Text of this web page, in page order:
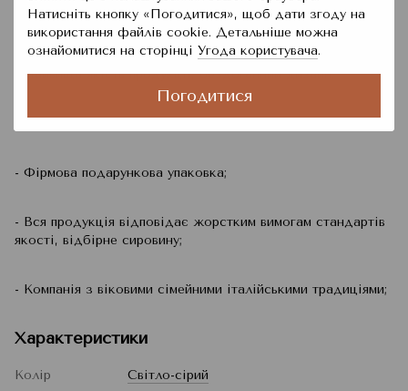
Натисніть кнопку «Погодитися», щоб дати згоду на
використання файлів cookie. Детальніше можна
ознайомитися на сторінці Угода користувача.
Погодитися
Чому варто купити шерстяний плед CO.BI
- Найвища якість продукції, бездоганний дизайн;
- Фірмова подарункова упаковка;
- Вся продукція відповідає жорстким вимогам стандартів
якості, відбірне сировину;
- Компанія з віковими сімейними італійськими традиціями;
Характеристики
Колір
Світло-сірий